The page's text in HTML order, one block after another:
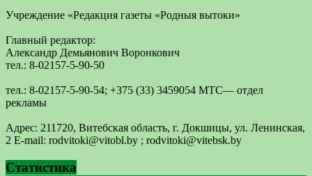
Учреждение «Редакция газеты «Родныя вытоки»
Главный редактор:
Александр Демьянович Воронкович
тел.: 8-02157-5-90-50
тел.: 8-02157-5-90-54; +375 (33) 3459054 МТС— отдел
рекламы
Адрес: 211720, Витебская область, г. Докшицы, ул. Ленинская,
2 E-mail: ​rodvitoki@​​vitobl​.by ; rodvitoki@vitebsk.by
Статистика